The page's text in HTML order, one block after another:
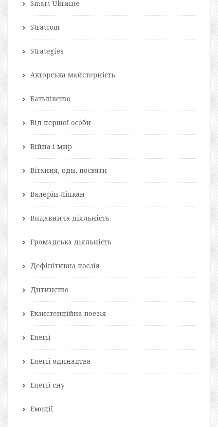
Smart Ukraine
Stratcom
Strategies
Акторська майстерність
Батьківство
Від першої особи
Війна і мир
Вітання, оди, посвяти
Валерій Ліпкан
Видавнича діяльність
Громадська діяльність
Дефінітивна поезія
Дитинство
Екзистенційна поезія
Елегії
Елегії одинацтва
Елегії сну
Емоції